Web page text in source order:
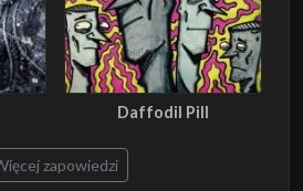
Daffodil Pill
zapowiedzi